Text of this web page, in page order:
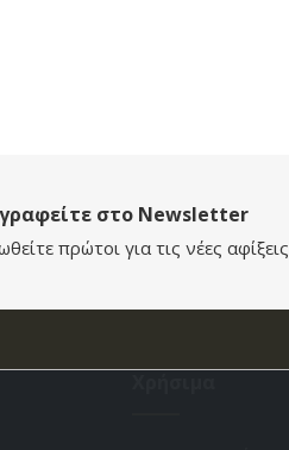
στο Newsletter
πρώτοι για τις νέες αφίξεις